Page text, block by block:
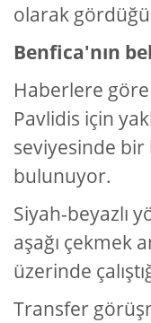
olarak
Benfica'nın
Haberlere
Pavlidis için
seviyesinde
bulunuyor.
Siyah-beyazlı
aşağı çekmek
üzerinde
Transfer